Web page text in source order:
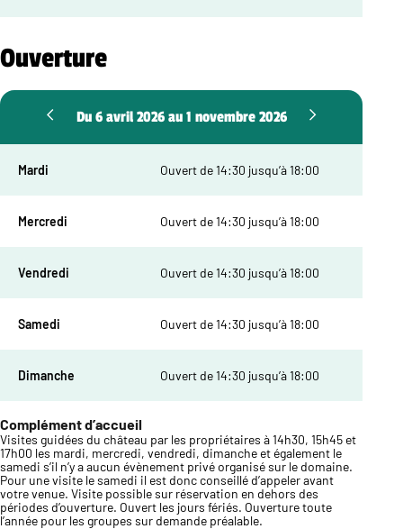
Ouverture
Du 6 avril 2026 au 1 novembre 2026
Mardi Ouvert de 14:30 jusqu’à 18:00
Mercredi Ouvert de 14:30 jusqu’à 18:00
Vendredi Ouvert de 14:30 jusqu’à 18:00
Samedi Ouvert de 14:30 jusqu’à 18:00
Dimanche Ouvert de 14:30 jusqu’à 18:00
Complément d’accueil
Visites guidées du château par les propriétaires à 14h30, 15h45 et
17h00 les mardi, mercredi, vendredi, dimanche et également le
samedi s’il n’y a aucun évènement privé organisé sur le domaine.
Pour une visite le samedi il est donc conseillé d’appeler avant
votre venue. Visite possible sur réservation en dehors des
périodes d’ouverture. Ouvert les jours fériés. Ouverture toute
l’année pour les groupes sur demande préalable.